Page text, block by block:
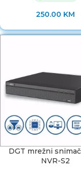
250.00 KM
DGT mrežni
NVR-S2